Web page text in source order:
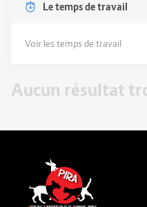
Le temps de travail
Voir les temps de travail
Aucun résultat